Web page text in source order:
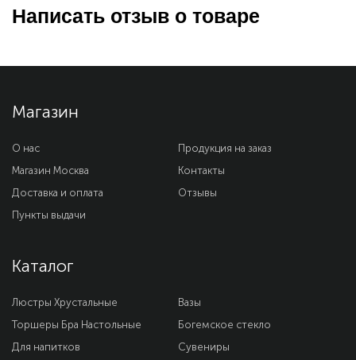
Написать отзыв о товаре
Магазин
О нас
Магазин Москва
Доставка и оплата
Пункты выдачи
Продукция на заказ
Контакты
Отзывы
Каталог
Люстры Хрустальные
Торшеры Бра Настольные
Для напитков
Вазы
Богемское стекло
Сувениры